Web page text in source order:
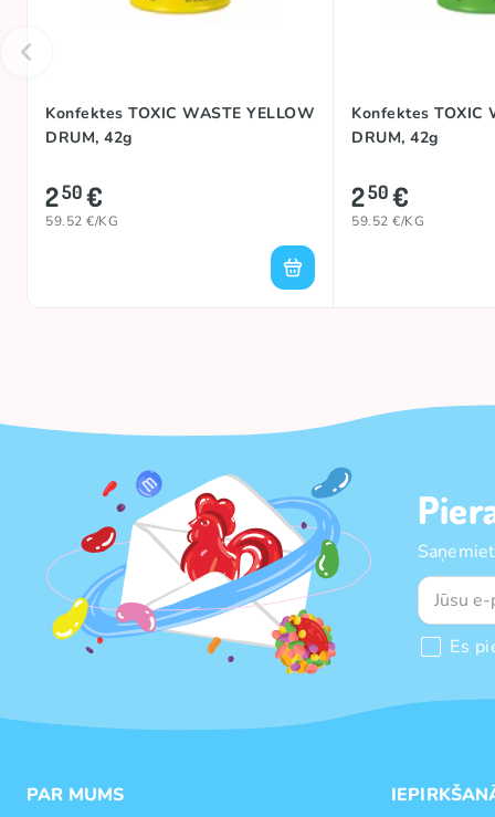
Konfektes TOXIC WASTE YELLOW
DRUM, 42g
250€
59.52 €/KG
Konfektes TOXIC
DRUM, 42g
250€
59.52 €/KG
Es
PAR MUMS